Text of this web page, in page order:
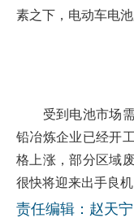
素之下，电动车电
受到电池市场需
铅冶炼企业已经开
格上涨，部分区域
很快将迎来出手良机
责任编辑：赵天宁